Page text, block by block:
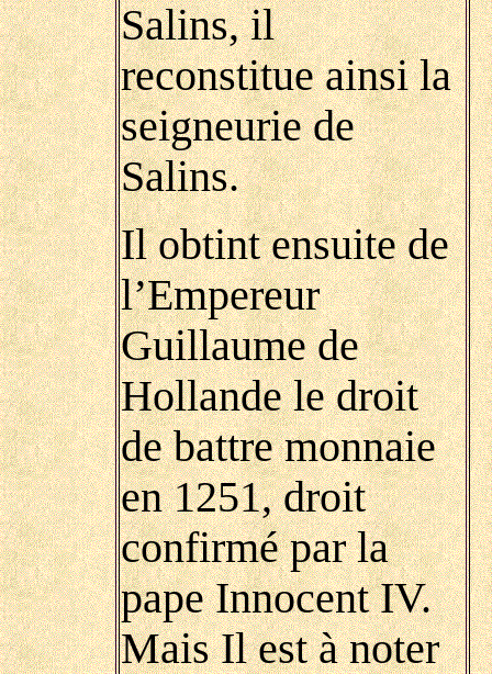
Salins, il
reconstitue ainsi la
seigneurie de
Salins.
Il obtint ensuite de
l’Empereur
Guillaume de
Hollande le droit
de battre monnaie
en 1251, droit
confirmé par la
pape Innocent IV.
MaisIl est à noter